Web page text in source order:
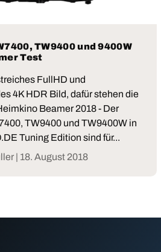
TW9400 und 9400W
Test
FullHD und
4K HDR Bild, dafür stehen die
Beamer 2018 - Der
TW9400 und TW9400W in
Tuning Edition sind für...
| 18. August 2018